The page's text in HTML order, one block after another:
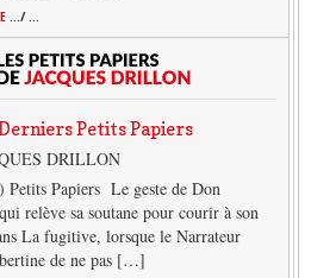
.../ ...
Petits Papiers
DRILLON
Petits Papiers Le geste de Don
relève sa soutane pour courir à son
La fugitive, lorsque le Narrateur
de ne pas […]